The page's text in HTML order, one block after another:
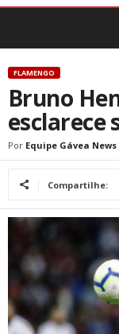
FLAMENGO
Bruno
esclarece
Por Equipe Gávea News
Compartilhe: